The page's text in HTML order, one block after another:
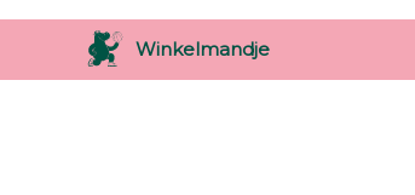
Winkelmandje